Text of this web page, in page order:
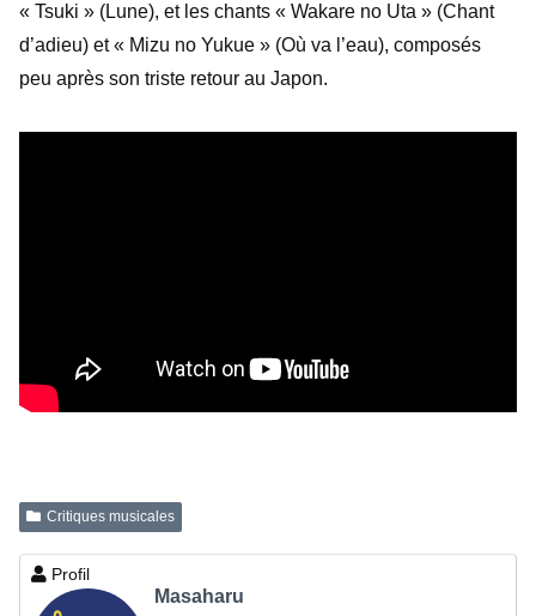
« Tsuki » (Lune), et les chants « Wakare no Uta » (Chant
d’adieu) et « Mizu no Yukue » (Où va l’eau), composés
peu après son triste retour au Japon.
Critiques musicales
Profil
Masaharu